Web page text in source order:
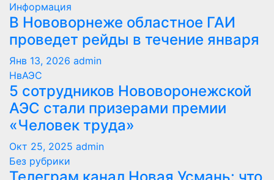
Информация
В Нововорнеже областное ГАИ
проведет рейды в течение января
Янв 13, 2026 admin
НвАЭС
5 сотрудников Нововоронежской
АЭС стали призерами премии
«Человек труда»
Окт 25, 2025 admin
Без рубрики